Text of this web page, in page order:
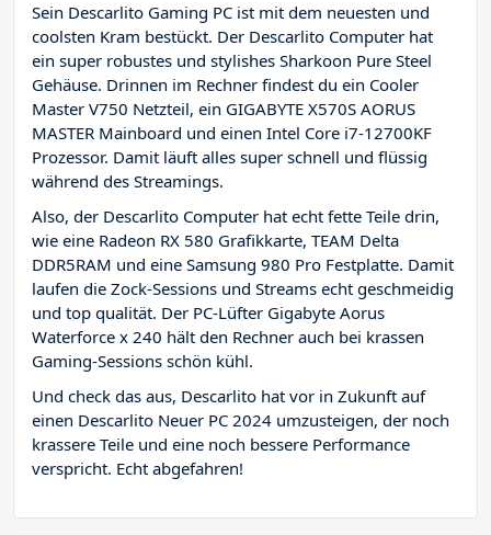
Sein Descarlito Gaming PC ist mit dem neuesten und
coolsten Kram bestückt. Der Descarlito Computer hat
ein super robustes und stylishes Sharkoon Pure Steel
Gehäuse. Drinnen im Rechner findest du ein Cooler
Master V750 Netzteil, ein GIGABYTE X570S AORUS
MASTER Mainboard und einen Intel Core i7-12700KF
Prozessor. Damit läuft alles super schnell und flüssig
während des Streamings.
Also, der Descarlito Computer hat echt fette Teile drin,
wie eine Radeon RX 580 Grafikkarte, TEAM Delta
DDR5RAM und eine Samsung 980 Pro Festplatte. Damit
laufen die Zock-Sessions und Streams echt geschmeidig
und top qualität. Der PC-Lüfter Gigabyte Aorus
Waterforce x 240 hält den Rechner auch bei krassen
Gaming-Sessions schön kühl.
Und check das aus, Descarlito hat vor in Zukunft auf
einen Descarlito Neuer PC 2024 umzusteigen, der noch
krassere Teile und eine noch bessere Performance
verspricht. Echt abgefahren!